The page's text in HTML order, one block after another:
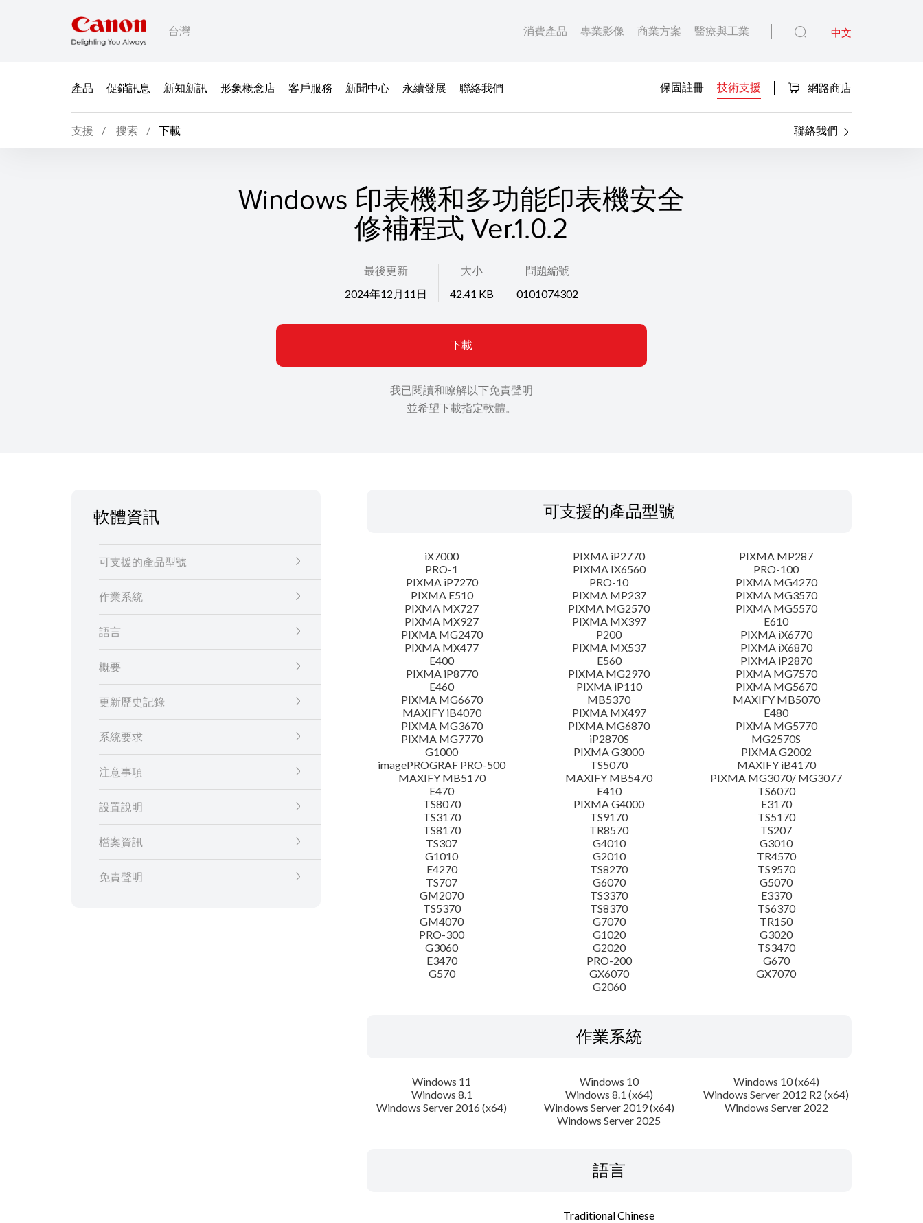
台灣 消費產品 專業影像 商業方案 醫療與工業 中文
產品 促銷訊息 新知新訊 形象概念店 客戶服務 新聞中心 永續發展 聯絡我們 保固註冊 技術支援 網路商店
支援 搜索 下載 聯絡我們
Windows 印表機和多功能印表機安全
修補程式 Ver.1.0.2
最後更新
2024年12月11日
大小
42.41 KB
問題編號
0101074302
下載
我已閱讀和瞭解以下免責聲明
並希望下載指定軟體。
軟體資訊
可支援的產品型號
作業系統
語言
概要
更新歷史記錄
系統要求
注意事項
設置說明
檔案資訊
免責聲明
可支援的產品型號
iX7000 PIXMA iP2770
PIXMA MP287
PRO-1
PIXMA IX6560
PRO-100
PIXMA iP7270
PRO-10
PIXMA MG4270
PIXMA E510
PIXMA MP237
PIXMA MG3570
PIXMA MX727
PIXMA MG2570
PIXMA MG5570
PIXMA MX927
PIXMA MX397
E610
PIXMA MG2470
P200
PIXMA iX6770
PIXMA MX477
PIXMA MX537
PIXMA iX6870
E400
E560
PIXMA iP2870
PIXMA iP8770
PIXMA MG2970
PIXMA MG7570
E460
PIXMA iP110
PIXMA MG5670
PIXMA MG6670
MB5370
MAXIFY MB5070
MAXIFY iB4070
PIXMA MX497
E480
PIXMA MG3670
PIXMA MG6870
PIXMA MG5770
PIXMA MG7770
iP2870S
MG2570S
G1000
PIXMA G3000
PIXMA G2002
imagePROGRAF PRO-500
TS5070
MAXIFY iB4170
MAXIFY MB5170
MAXIFY MB5470
PIXMA MG3070/ MG3077
E470
E410
TS6070
TS8070
PIXMA G4000
E3170
TS3170
TS9170
TS5170
TS8170
TR8570
TS207
TS307
G4010
G3010
G1010
G2010
TR4570
E4270
TS8270
TS9570
TS707
G6070
G5070
GM2070
TS3370
E3370
TS5370
TS8370
TS6370
GM4070
G7070
TR150
PRO-300
G1020
G3020
G3060
G2020
TS3470
E3470
PRO-200
G670
G570
GX6070
GX7070
G2060
作業系統
Windows 11 Windows 10
Windows 10 (x64)
Windows 8.1
Windows 8.1 (x64)
Windows Server 2012 R2 (x64)
Windows Server 2016 (x64)
Windows Server 2019 (x64)
Windows Server 2022
Windows Server 2025
語言
Traditional Chinese